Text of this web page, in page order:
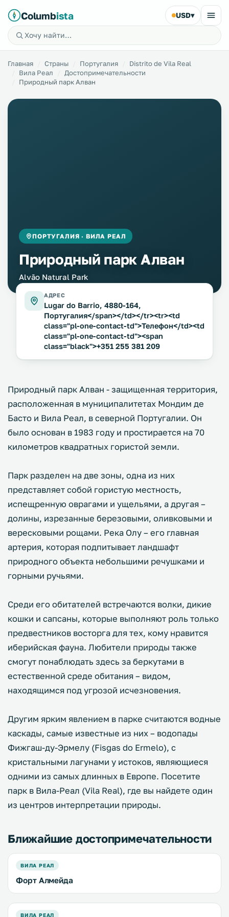
Columbista USD▾
Главная Страны Португалия
Distrito de Vila Real
Вила Реал
Достопримечательности
Природный парк Алван
ПОРТУГАЛИЯ · ВИЛА РЕАЛ
Природный парк Алван
Alvão Natural Park
АДРЕС
Lugar do Barrio, 4880-164,
Португалия</span></td></tr><tr><td
class="pl-one-contact-td">Телефон</td><td
class="pl-one-contact-td"><span
class="black">+351 255 381 209
Природный парк Алван - защищенная территория,
расположенная в муниципалитетах Мондим де
Басто и Вила Реал, в северной Португалии. Он
было основан в 1983 году и простирается на 70
километров квадратных гористой земли.
Парк разделен на две зоны, одна из них
представляет собой гористую местность,
испещренную оврагами и ущельями, а другая –
долины, изрезанные березовыми, оливковыми и
вересковыми рощами. Река Олу – его главная
артерия, которая подпитывает ландшафт
природного объекта небольшими речушками и
горными ручьями.
Среди его обитателей встречаются волки, дикие
кошки и сапсаны, которые выполняют роль только
предвестников восторга для тех, кому нравится
иберийская фауна. Любители природы также
смогут понаблюдать здесь за беркутами в
естественной среде обитания – видом,
находящимся под угрозой исчезновения.
Другим ярким явлением в парке считаются водные
каскады, самые известные из них – водопады
Фижгаш-ду-Эрмелу (Fisgas do Ermelo), с
кристальными лагунами у истоков, являющиеся
одними из самых длинных в Европе. Посетите
парк в Вила-Реал (Vila Real), где вы найдете один
из центров интерпретации природы.
Ближайшие достопримечательности
ВИЛА РЕАЛ
Форт Алмейда
ВИЛА РЕАЛ